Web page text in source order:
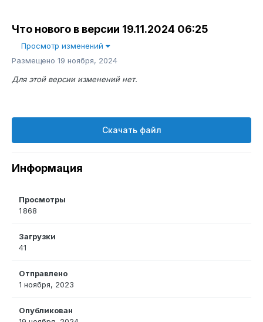
Что нового в версии 19.11.2024 06:25
Просмотр изменений
Размещено 19 ноября, 2024
Для этой версии изменений нет.
Скачать файл
Информация
Просмотры
1 868
Загрузки
41
Отправлено
1 ноября, 2023
Опубликован